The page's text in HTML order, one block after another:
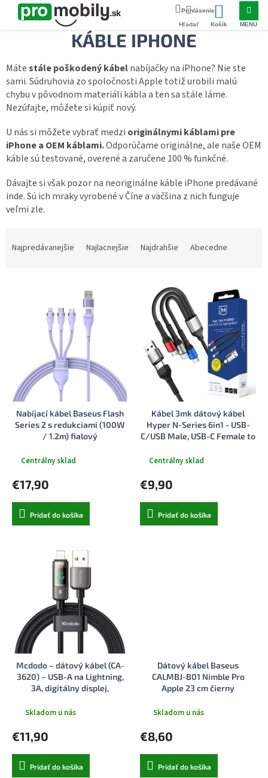
Prejsť
NÁKUPNÝ
Domov PRÍSLUŠENSTVO Dátové káble na mobily Dátové káble
KÁBLE IPHONE
Mátestále poškodený kábelnabíjačky na iPhone? Nie ste
sami. Súdruhovia zo spoločnosti Apple totiž urobili malú
chybu v pôvodnom materiáli kábla a ten sa stále láme.
Nezúfajte, môžete si kúpiť nový.
U nás si môžete vybrať medzi originálnymi káblami pre
iPhone a OEM káblami.Odporúčame originálne, ale naše OEM
káble sú testované, overené a zaručene 100 % funkčné.
Dávajte si však pozor na neoriginálne káble iPhone predávané
inde. Sú ich mraky vyrobené v Číne a väčšina z nich funguje
veľmi zle.
Najpredávanejšie Najlacnejšie Najdrahšie Abecedne
Nabíjací kábel Baseus Flash
Series 2 s redukciami (100W
/ 1.2m) fialový
Centrálny sklad
€17,90
Pridať do košíka
Kábel 3mk dátový kábel
Hyper N-Series 6in1 - USB-
C/USB Male, USB-C Female to
9V/2A, 1.2m čierny
Centrálny sklad
€9,90
Pridať do košíka
Mcdodo – dátový kábel (CA-
3620) – USB-A na Lightning,
3A, digitálny displej,
transparentný dizajn, 1,2m –
Skladom u nás
€11,90
Pridať do košíka
Dátový kábel Baseus
CALMBJ-B01 Nimble Pro
Apple 23 cm čierny
Skladom u nás
€8,60
Pridať do košíka